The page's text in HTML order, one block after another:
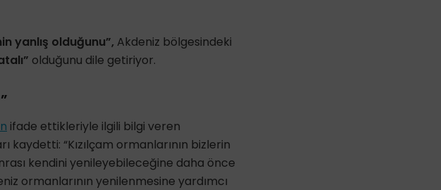
yanlış olduğunu”, Akdeniz bölgesindeki
olduğunu dile getiriyor.
ifade ettikleriyle ilgili bilgi veren
“Kızılçam ormanlarının bizlerin
kendini yenileyebileceğine daha önce
ormanlarının yenilenmesine yardımcı